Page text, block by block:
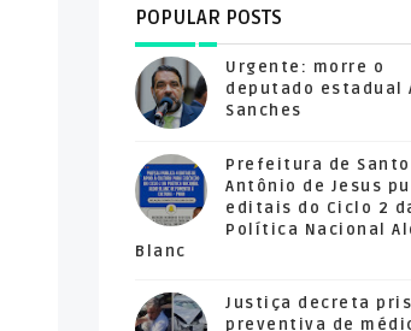
POPULAR POSTS
Urgente: morre o
deputado estadual
Sanches
Prefeitura de Santo
Antônio de Jesus
editais do Ciclo 2
Política Nacional
Blanc
Justiça decreta
preventiva de